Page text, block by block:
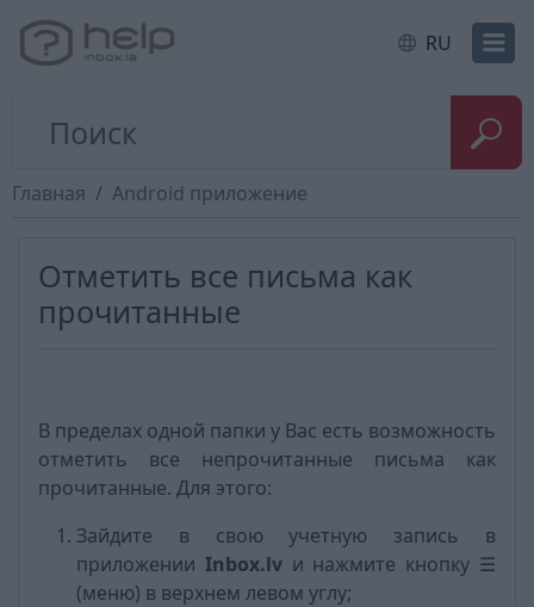
RU
Главная Android приложение
Отметить все письма как
прочитанные
В пределах одной папки у Вас есть возможность
отметить все непрочитанные письма как
прочитанные. Для этого:
Зайдите в свою учетную запись в
приложении Inbox.lvи нажмите кнопку ☰
(меню) в верхнем левом углу;